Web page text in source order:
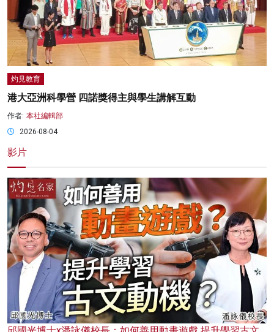
灼見教育
港大亞洲科學營 四諾獎得主與學生講解互動
作者: 本社編輯部
2026-08-04
影片